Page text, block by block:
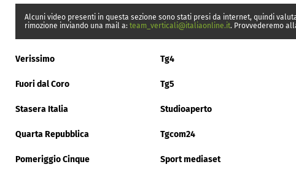
Alcuni video presenti in questa sezione sono stati presi da internet, quindi
rimozione inviando una mail a: team_verticali@italiaonline.it. Provvederemo
Verissimo Tg4
Fuori dal Coro Tg5
Stasera Italia Studioaperto
Quarta Repubblica Tgcom24
Pomeriggio Cinque Sport mediaset